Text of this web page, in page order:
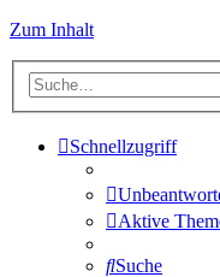
Zum Inhalt
Schnellzugriff
Aktive
Suche